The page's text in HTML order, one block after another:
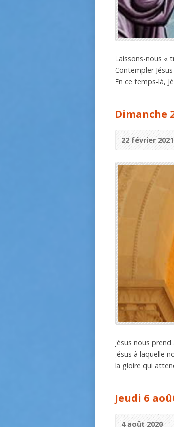
Laissons-nous «
Contempler
En ce temps-là,
Dimanche
22 février 2021
Jésus nous
Jésus à laquelle
la gloire qui
Jeudi 6
4 août 2020